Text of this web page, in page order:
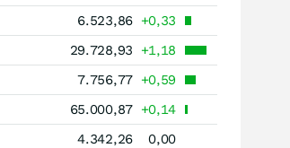
6.523,86 +0,33
29.728,93
+1,18
7.756,77 +0,59
65.000,87 +0,14
4.342,26
0,00